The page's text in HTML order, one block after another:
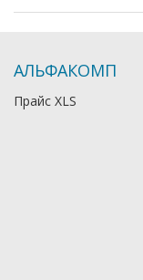
АЛЬФАКОМП
Прайс XLS